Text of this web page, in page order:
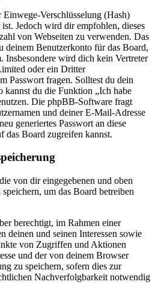
Verschlüsselung (Hash)
ist. Jedoch wird dir empfohlen, dieses
von Webseiten zu verwenden. Das
deinem Benutzerkonto für das Board,
Insbesondere wird dich kein Vertreter
oder ein Dritter
Passwort fragen. Solltest du dein
kannst du die Funktion „Ich habe
Die phpBB-Software fragt
und deiner E-Mail-Adresse
generiertes Passwort an diese
das Board zugreifen kannst.
von dir eingegebenen und oben
um das Board betreiben
berechtigt, im Rahmen einer
deinen und seinen Interessen sowie
von Zugriffen und Aktionen
und der von deinem Browser
zu speichern, sofern dies zur
Nachverfolgbarkeit notwendig